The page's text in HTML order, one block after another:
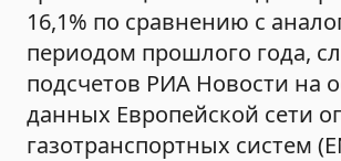
16,1% по сравнению с
периодом прошлого года,
подсчетов РИА Новости на
данных Европейской сети
газотранспортных систем